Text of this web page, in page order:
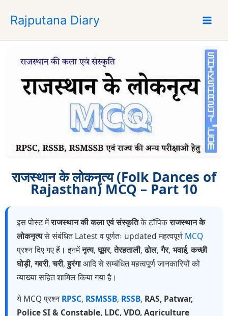
p
Rajputana Diary
राजस्थान के लोकनृत्य (Folk Dances of
Rajasthan) MCQ – Part 10
इस पोस्ट मेंराजस्थान की कला एवं संस्कृतिके टॉपिकराजस्थान के
लोकनृत्यसे संबंधित Latest व पूर्णतः updated महत्वपूर्ण MCQ
प्रश्न दिए गए हैं। इनमेंनृत्य,घूमर,तेरहताली,ढोल,गैर, भवाई,कच्छी
घोड़ी,गवरी,चरी,हुरंगाआदि से सम्बंधित महत्वपूर्ण जानकारियों को
व्याख्या सहित शामिल किया गया है।
ये MCQ प्रश्नRPSC, RSMSSB, RSSB, RAS, Patwar,
Police SI & Constable, LDC, VDO, Agriculture